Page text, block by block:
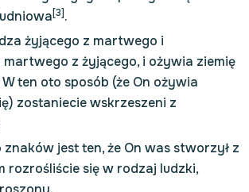
[3].
żyjącego z martwego i
z żyjącego, i ożywia ziemię
ten oto sposób (że On ożywia
zostaniecie wskrzeszeni z
znaków jest ten, że On was stworzył z
rozrośliście się w rodzaj ludzki,